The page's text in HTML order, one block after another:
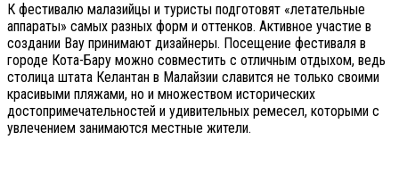
К фестивалю малазийцы и туристы подготовят «летательные
аппараты» самых разных форм и оттенков. Активное участие в
создании Вау принимают дизайнеры. Посещение фестиваля в
городе Кота-Бару можно совместить с отличным отдыхом, ведь
столица штата Келантан в Малайзии славится не только своими
красивыми пляжами, но и множеством исторических
достопримечательностей и удивительных ремесел, которыми с
увлечением занимаются местные жители.